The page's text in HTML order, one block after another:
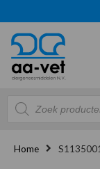
Producten
zoeken
Home